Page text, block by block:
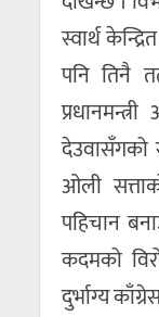
स्वार्थ
पनि तिनै
देउवासँगको
ओली
पहिचान
कदमको
दुर्भाग्य